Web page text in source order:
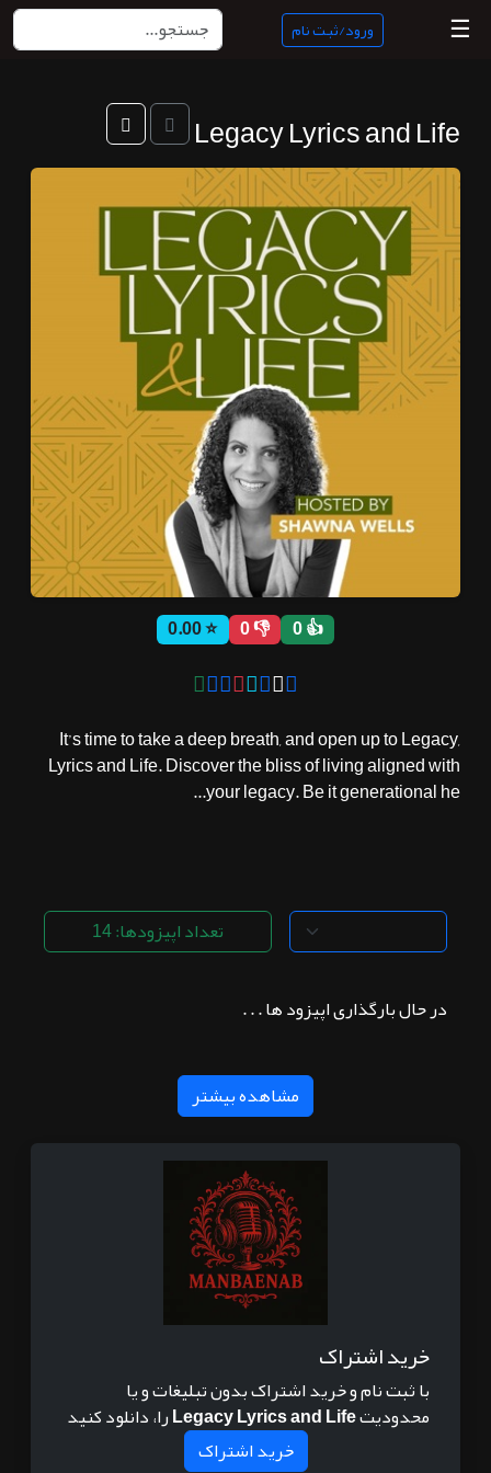
منبع
ناب
جستجو
پادکست
متداول
☰ ورود/ثبت نام
Legacy Lyrics and Life
👍 0
👎 0
⭐ 0.00
It’s time to take a deep breath, and open up to Legacy,
Lyrics and Life. Discover the bliss of living aligned with
your legacy. Be it generational he...
تعداد اپیزودها: 14
در حال بارگذاری اپیزود ها . . .
مشاهده بیشتر
خرید اشتراک
با ثبت نام و خرید اشتراک بدون تبلیغات و یا
محدودیتLegacy Lyrics and Lifeرا، دانلود کنید
خرید اشتراک